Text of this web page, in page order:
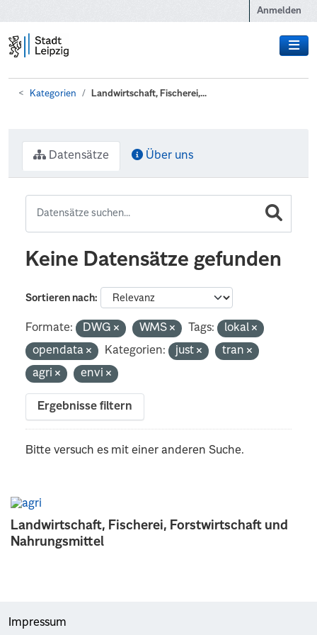
Anmelden
Kategorien Landwirtschaft, Fischerei,...
Landwirtschaft, Fischerei, Forstwirtschaft und
Nahrungsmittel
Datensätze Über uns
Keine Datensätze gefunden
Sortieren nach
Formate: DWG WMS Tags:
lokal
opendata
Kategorien: just
tran
agri
envi
Ergebnisse filtern
Bitte versuch es mit einer anderen Suche.
Impressum